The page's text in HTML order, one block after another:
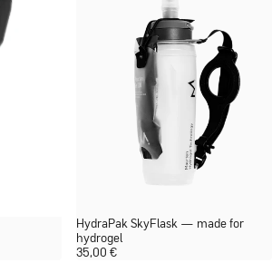
HydraPak SkyFlask — made for
hydrogel
35,00 €